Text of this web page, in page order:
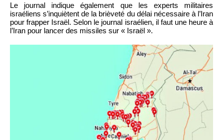
Le journal indique également que les experts militaires
israéliens s’inquiètent de la brièveté du délai nécessaire à l’Iran
pour frapper Israël. Selon le journal israélien, il faut une heure à
l’Iran pour lancer des missiles sur « Israël ».